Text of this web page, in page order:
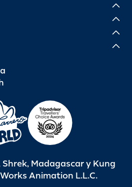
Madagascar y Kung
Animation L.L.C.